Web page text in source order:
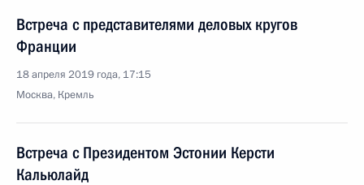
Встреча с представителями деловых кругов
Франции
18 апреля 2019 года, 17:15
Москва, Кремль
Встреча с Президентом Эстонии Керсти
Кальюлайд